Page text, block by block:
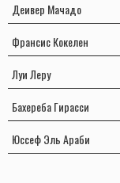
Деивер Мачадо
Франсис Кокелен
Луи Леру
Бахереба Гирасси
Юссеф Эль Араби